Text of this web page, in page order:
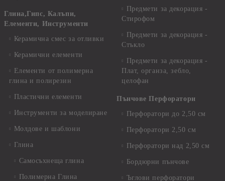
Глина,Гипс, Калъпи,
Елементи, Инструменти
Керамична смес за отливки
Керамични елементи
Елементи от полимерна
глина и полирезин
Пластични елементи
Инструменти за моделиране
Молдове и шаблони
Глина
Самосъхнеща глина
Полимерна Глина
Предмети за декорация -
Стирофом
Предмети за декорация -
Стъкло
Предмети за декорация -
Плат, органза, зебло,
целофан
Пънчове Перфоратори
Перфоратори до 2,50 см
Перфоратори 2,50 см
Перфоратори над 2,50 см
Бордюрни пънчове
Ъглови перфоратори